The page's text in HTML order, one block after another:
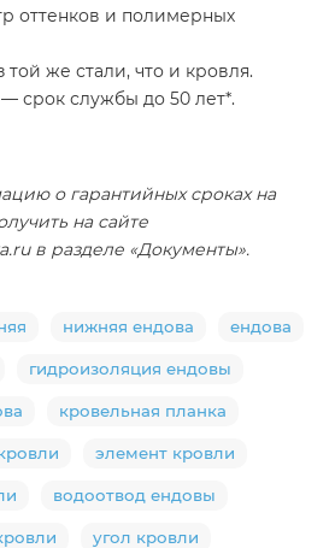
оттенков и полимерных
той же стали, что и кровля.
срок службы до 50 лет*.
о гарантийных сроках на
на сайте
в разделе «Документы».
нижняя ендова ендова
гидроизоляция ендовы
кровельная планка
элемент кровли
водоотвод ендовы
угол кровли